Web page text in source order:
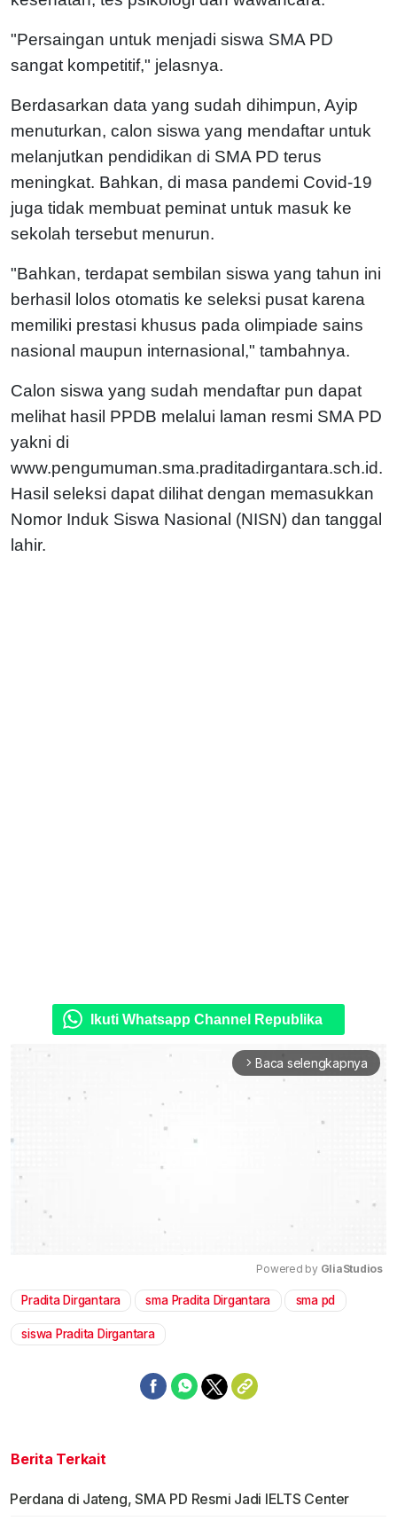
"Persaingan untuk menjadi siswa SMA PD
sangat kompetitif," jelasnya.
Berdasarkan data yang sudah dihimpun, Ayip
menuturkan, calon siswa yang mendaftar untuk
melanjutkan pendidikan di SMA PD terus
meningkat. Bahkan, di masa pandemi Covid-19
juga tidak membuat peminat untuk masuk ke
sekolah tersebut menurun.
"Bahkan, terdapat sembilan siswa yang tahun ini
berhasil lolos otomatis ke seleksi pusat karena
memiliki prestasi khusus pada olimpiade sains
nasional maupun internasional," tambahnya.
Calon siswa yang sudah mendaftar pun dapat
melihat hasil PPDB melalui laman resmi SMA PD
yakni di
www.pengumuman.sma.praditadirgantara.sch.id.
Hasil seleksi dapat dilihat dengan memasukkan
Nomor Induk Siswa Nasional (NISN) dan tanggal
lahir.
Ikuti Whatsapp Channel Republika
arrow_forward_ios Baca selengkapnya
Mute
Powered by GliaStudios
Pradita Dirgantara sma Pradita Dirgantara sma pd
siswa Pradita Dirgantara
Berita Terkait
Perdana di Jateng, SMA PD Resmi Jadi IELTS Center